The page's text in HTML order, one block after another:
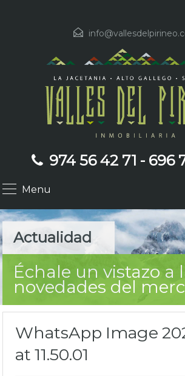
Menu
974 56 42 71 - 696
Actualidad
Échale un vistazo a
novedades del
WhatsApp Image
at 11.50.01